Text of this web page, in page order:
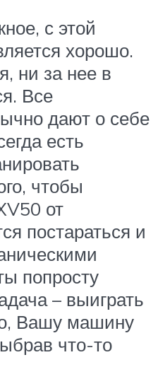
с этой
хорошо.
ни за нее в
Все
дают о себе
есть
чтобы
от
постараться и
попросту
– выиграть
Вашу машину
что-то